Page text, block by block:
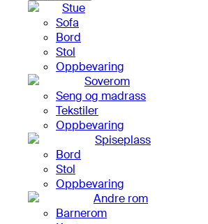
Stue
Sofa
Bord
Stol
Oppbevaring
Soverom
Seng og madrass
Tekstiler
Oppbevaring
Spiseplass
Bord
Stol
Oppbevaring
Andre rom
Barnerom